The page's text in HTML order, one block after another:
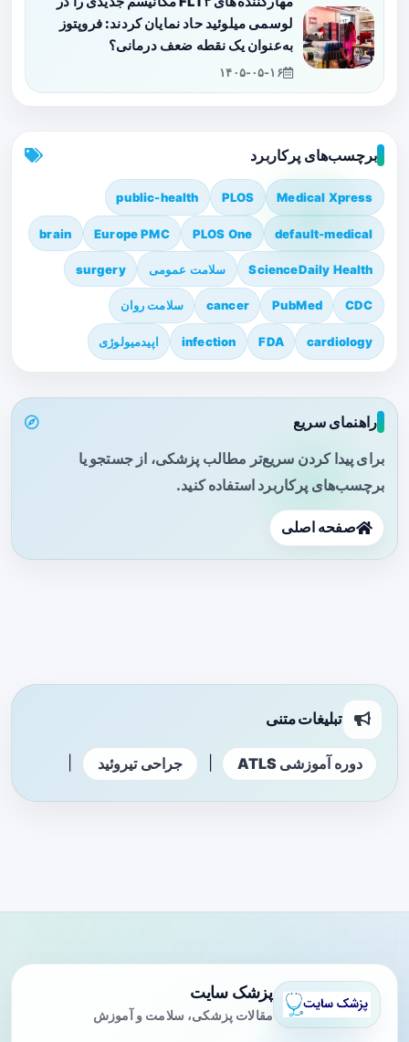
لوسمی میلوئید حاد نمایان کردند: فروپتوز
به‌عنوان یک نقطه ضعف درمانی؟
۱۴۰۵-۰۵-۱۶
برچسب‌های پرکاربرد
Medical Xpress
PLOS
public-health
default-medical
PLOS One
Europe PMC
brain
ScienceDaily Health سلامت عمومی surgery
CDC
PubMed
cancer سلامت روان
cardiology
FDA
infection اپیدمیولوژی
راهنمای سریع
برای پیدا کردن سریع‌تر مطالب پزشکی، از جستجو یا
برچسب‌های پرکاربرد استفاده کنید.
صفحه اصلی
تبلیغات متنی
دوره آموزشی ATLS جراحی تیروئید
پزشک سایت
مقالات پزشکی، سلامت و آموزش